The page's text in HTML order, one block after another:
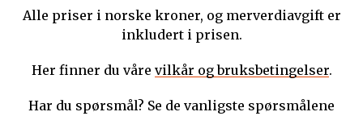
Alle priser i norske kroner, og merverdiavgift er
inkludert i prisen.
Her finner du våre vilkår og bruksbetingelser.
Har du spørsmål? Se de vanligste spørsmålene